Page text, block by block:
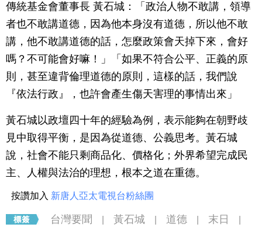
傳統基金會董事長 黃石城：「政治人物不敢講，領導
者也不敢講道德，因為他本身沒有道德，所以他不敢
講，他不敢講道德的話，怎麼政策會天掉下來，會好
嗎？不可能會好嘛！」「如果不符合公平、正義的原
則，甚至違背倫理道德的原則，這樣的話，我們說
『依法行政』，也許會產生傷天害理的事情出來」
黃石城以政壇四十年的經驗為例，表示能夠在朝野歧
見中取得平衡，是因為從道德、公義思考。黃石城
說，社會不能只剩商品化、價格化；外界希望完成民
主、人權與法治的理想，根本之道在重德。
按讚加入 新唐人亞太電視台粉絲團
台灣要聞 黃石城 道德 末日